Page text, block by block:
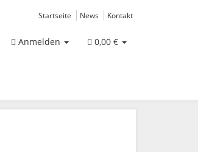
Startseite News Kontakt
Anmelden 0,00 €